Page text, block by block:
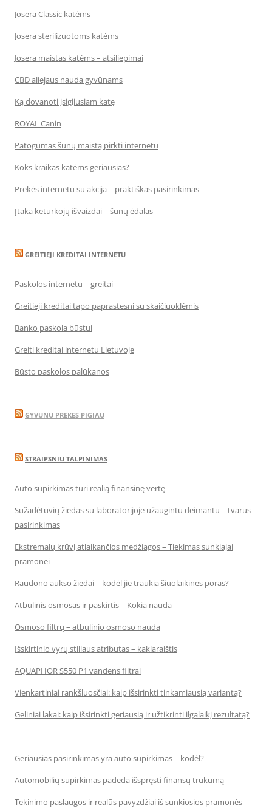
Josera Classic katėms
Josera sterilizuotoms katėms
Josera maistas katėms – atsiliepimai
CBD aliejaus nauda gyvūnams
Ką dovanoti įsigijusiam katę
ROYAL Canin
Patogumas šunų maistą pirkti internetu
Koks kraikas katėms geriausias?
Prekės internetu su akcija – praktiškas pasirinkimas
Įtaka keturkojų išvaizdai – šunų ėdalas
GREITIEJI KREDITAI INTERNETU
Paskolos internetu – greitai
Greitieji kreditai tapo paprastesni su skaičiuoklėmis
Banko paskola būstui
Greiti kreditai internetu Lietuvoje
Būsto paskolos palūkanos
GYVUNU PREKES PIGIAU
STRAIPSNIU TALPINIMAS
Auto supirkimas turi realią finansinę vertę
Sužadėtuvių žiedas su laboratorijoje užaugintu deimantu – tvarus
pasirinkimas
Ekstremalų krūvį atlaikančios medžiagos – Tiekimas sunkiajai
pramonei
Raudono aukso žiedai – kodėl jie traukia šiuolaikines poras?
Atbulinis osmosas ir paskirtis – Kokia nauda
Osmoso filtrų – atbulinio osmoso nauda
Išskirtinio vyrų stiliaus atributas – kaklaraištis
AQUAPHOR S550 P1 vandens filtrai
Vienkartiniai rankšluosčiai: kaip išsirinkti tinkamiausią variantą?
Geliniai lakai: kaip išsirinkti geriausią ir užtikrinti ilgalaikį rezultatą?
Geriausias pasirinkimas yra auto supirkimas – kodėl?
Automobilių supirkimas padeda išspręsti finansų trūkumą
Tekinimo paslaugos ir realūs pavyzdžiai iš sunkiosios pramonės